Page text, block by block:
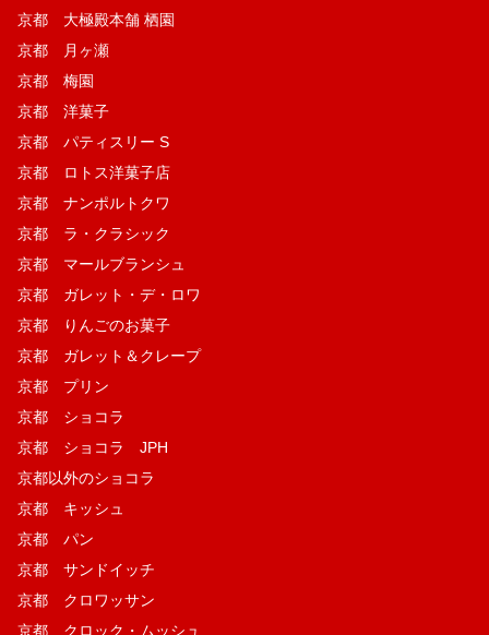
京都 大極殿本舗 栖園
京都 月ヶ瀬
京都 梅園
京都 洋菓子
京都 パティスリー S
京都 ロトス洋菓子店
京都 ナンポルトクワ
京都 ラ・クラシック
京都 マールブランシュ
京都 ガレット・デ・ロワ
京都 りんごのお菓子
京都 ガレット＆クレープ
京都 プリン
京都 ショコラ
京都 ショコラ JPH
京都以外のショコラ
京都 キッシュ
京都 パン
京都 サンドイッチ
京都 クロワッサン
京都 クロック・ムッシュ